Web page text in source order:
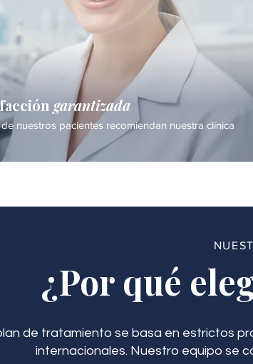
garantizada
nuestros pacientes recomiendan nuestra clínica
¿Por qué
de tratamiento se basa en estrictos
internacionales. Nuestro equipo se